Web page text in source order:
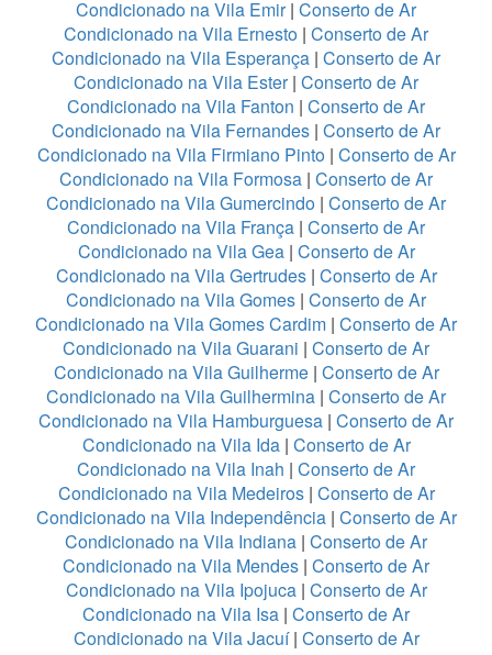
Condicionado na Vila Emir| Conserto de Ar
Condicionado na Vila Ernesto | Conserto de Ar
Condicionado na Vila Esperança | Conserto de Ar
Condicionado na Vila Ester| Conserto de Ar
Condicionado na Vila Fanton | Conserto de Ar
Condicionado na Vila Fernandes | Conserto de Ar
Condicionado na Vila Firmiano Pinto| Conserto de Ar
Condicionado na Vila Formosa | Conserto de Ar
Condicionado na Vila Gumercindo | Conserto de Ar
Condicionado na Vila França | Conserto de Ar
Condicionado na Vila Gea| Conserto de Ar
Condicionado na Vila Gertrudes| Conserto de Ar
Condicionado na Vila Gomes | Conserto de Ar
Condicionado na Vila Gomes Cardim | Conserto de Ar
Condicionado na Vila Guarani | Conserto de Ar
Condicionado na Vila Guilherme| Conserto de Ar
Condicionado na Vila Guilhermina | Conserto de Ar
Condicionado na Vila Hamburguesa | Conserto de Ar
Condicionado na Vila Ida| Conserto de Ar
Condicionado na Vila Inah | Conserto de Ar
Condicionado na Vila Medeiros| Conserto de Ar
Condicionado na Vila Independência| Conserto de Ar
Condicionado na Vila Indiana | Conserto de Ar
Condicionado na Vila Mendes | Conserto de Ar
Condicionado na Vila Ipojuca| Conserto de Ar
Condicionado na Vila Isa | Conserto de Ar
Condicionado na Vila Jacuí| Conserto de Ar